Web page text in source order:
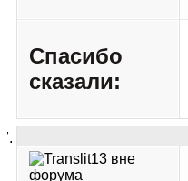
Спасибо
сказали: